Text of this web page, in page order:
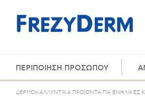
ΠΕΡΙΠΟΙΗΣΗ ΠΡΟΣΩΠΟΥ
ΔΕΡΜΟΚΑΛΛΥΝΤΙΚΑ ΠΡΟΪΟΝΤΑ ΓΙΑ ΕΝΗΛΙΚΕΣ